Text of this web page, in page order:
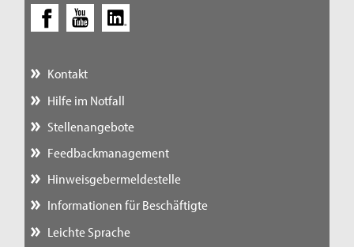
Kontakt
Hilfe im Notfall
Stellenangebote
Feedbackmanagement
Hinweisgebermeldestelle
Informationen für Beschäftigte
Leichte Sprache